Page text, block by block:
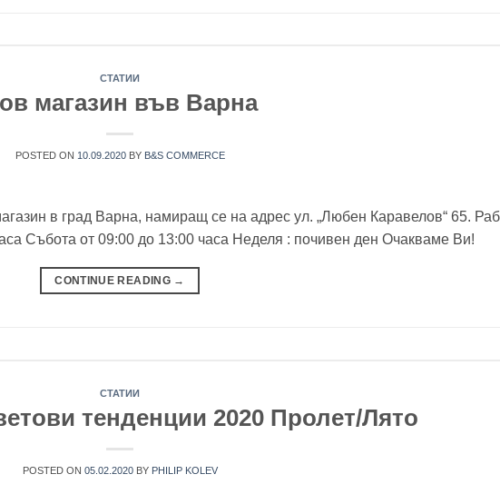
СТАТИИ
магазин във Варна
POSTED ON 10.09.2020 BY B&S COMMERCE
в град Варна, намиращ се на адрес ул. „Любен Каравелов“ 65.
Събота от 09:00 до 13:00 часа Неделя : почивен ден Очакваме Ви!
CONTINUE READING →
СТАТИИ
тенденции 2020 Пролет/Лято
POSTED ON 05.02.2020 BY PHILIP KOLEV